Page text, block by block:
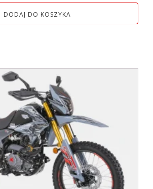
wynosi:
13
DODAJ DO KOSZYKA